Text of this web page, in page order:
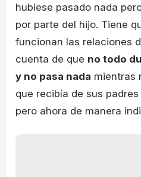
hubiese pasado nada
por parte del hijo. Tiene
funcionan las relaciones
cuenta de que no todo
y no pasa nada mientras
que recibía de sus
pero ahora de manera